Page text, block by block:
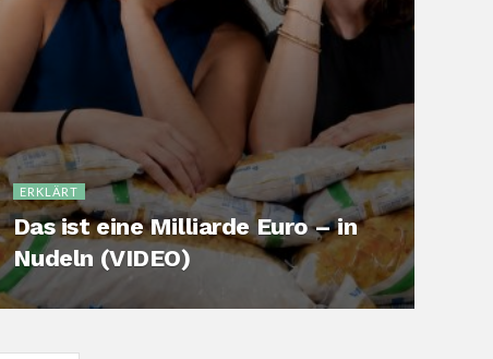
ERKLÄRT
Das ist eine Milliarde Euro – in
Nudeln (VIDEO)